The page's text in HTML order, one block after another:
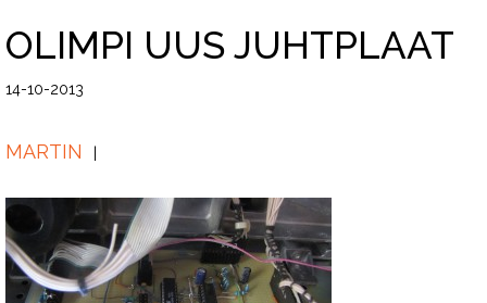
OLIMPI UUS JUHTPLAAT
14-10-2013
MARTIN